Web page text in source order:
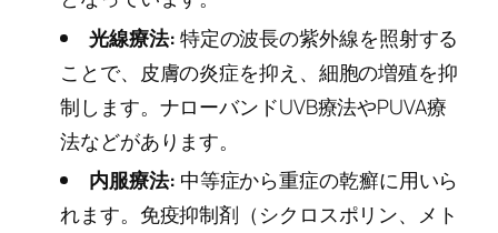
光線療法:特定の波長の紫外線を照射する
ことで、皮膚の炎症を抑え、細胞の増殖を抑
制します。ナローバンドUVB療法やPUVA療
法などがあります。
内服療法: 中等症から重症の乾癬に用いら
れます。免疫抑制剤（シクロスポリン、メト